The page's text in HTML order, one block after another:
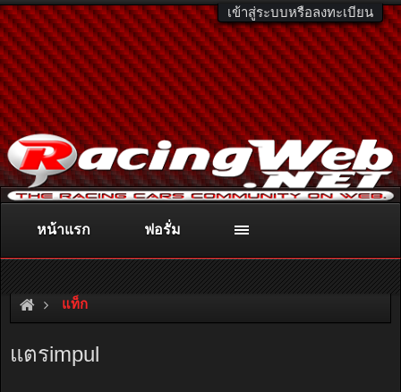
เข้าสู่ระบบหรือลงทะเบียน
ติดต่อลงโฆษณา racingweb@gmail.comหรือโทร. 081-811-1138
หรืออ่านรายละเอียดเพิ่มเติม คลิกที่นี่
แท็ก
แตรimpul
หน้าแรก ฟอรั่ม